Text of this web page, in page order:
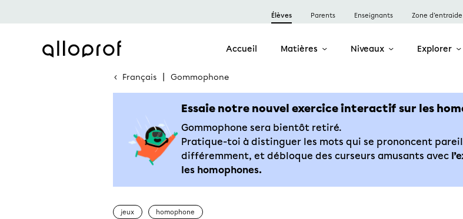
Élèves Parents Enseignants Zone d’entraide
Accueil Matières Niveaux Explorer
Français Gommophone
Essaie notre nouvel exercice interactif sur les
Gommophone sera bientôt retiré.
Pratique-toi à distinguer les mots qui se prononcent
différemment, et débloque des curseurs amusants avec
les homophones.
jeux homophone